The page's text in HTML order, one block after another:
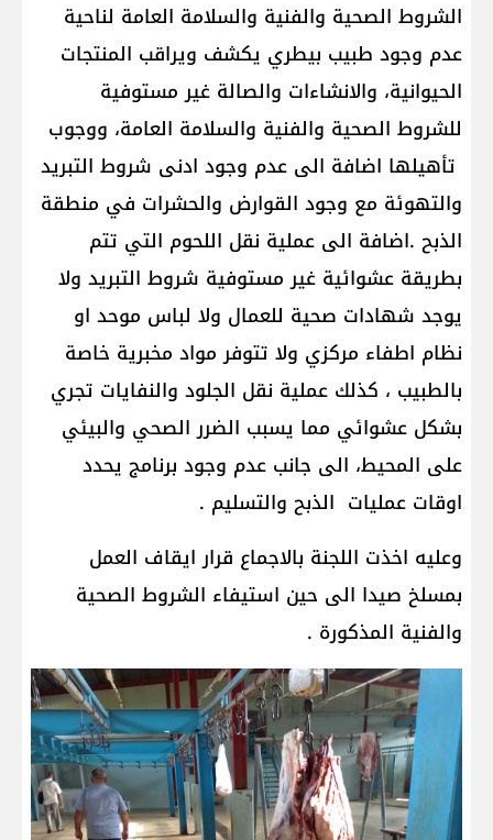
الشروط الصحية والفنية والسلامة العامة لناحية
عدم وجود طبيب بيطري يكشف ويراقب المنتجات
الحيوانية، والانشاءات والصالة غير مستوفية
للشروط الصحية والفنية والسلامة العامة، ووجوب
تأهيلها اضافة الى عدم وجود ادنى شروط التبريد
والتهوئة مع وجود القوارض والحشرات في منطقة
الذبح .اضافة الى عملية نقل اللحوم التي تتم
بطريقة عشوائية غير مستوفية شروط التبريد ولا
يوجد شهادات صحية للعمال ولا لباس موحد او
نظام اطفاء مركزي ولا تتوفر مواد مخبرية خاصة
بالطبيب ، كذلك عملية نقل الجلود والنفايات تجري
بشكل عشوائي مما يسبب الضرر الصحي والبيئي
على المحيط، الى جانب عدم وجود برنامج يحدد
اوقات عمليات الذبح والتسليم .
وعليه اخذت اللجنة بالاجماع قرار ايقاف العمل
بمسلخ صيدا الى حين استيفاء الشروط الصحية
والفنية المذكورة .